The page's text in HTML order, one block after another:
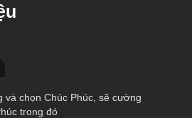
và chọn Chúc Phúc, sẽ cường
trong đó